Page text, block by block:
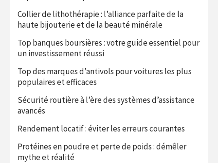
Collier de lithothérapie : l’alliance parfaite de la
haute bijouterie et de la beauté minérale
Top banques boursières : votre guide essentiel pour
un investissement réussi
Top des marques d’antivols pour voitures les plus
populaires et efficaces
Sécurité routière à l’ère des systèmes d’assistance
avancés
Rendement locatif : éviter les erreurs courantes
Protéines en poudre et perte de poids : démêler
mythe et réalité